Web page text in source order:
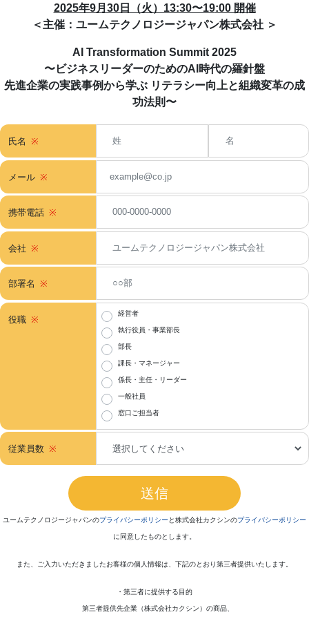
2025年9月30日（火）13:30〜19:00 開催
＜主催： ユームテクノロジージャパン株式会社 ＞
AI Transformation Summit 2025
〜ビジネスリーダーのためのAI時代の羅針盤
先進企業の実践事例から学ぶ リテラシー向上と組織変革の成
功法則〜
氏名
メール
携帯電話
会社
部署名
役職
経営者
執行役員・事業部長
部長
課長・マネージャー
係長・主任・リーダー
一般社員
窓口ご担当者
従業員数
ユームテクノロジージャパンのプライバシーポリシーと株式会社カクシンのプライバシーポリシー
に同意したものとします。
また、ご入力いただきましたお客様の個人情報は、下記のとおり第三者提供いたします。
・第三者に提供する目的
第三者提供先企業（株式会社カクシン）の商品、